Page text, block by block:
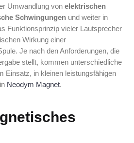
Umwandlung von elektrischen
Schwingungen und weiter in
Funktionsprinzip vieler Lautsprecher
Wirkung einer
Je nach den Anforderungen, die
stellt, kommen unterschiedliche
Einsatz, in kleinen leistungsfähigen
Neodym Magnet.